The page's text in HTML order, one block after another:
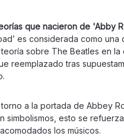
que nacieron de 'Abby
es considerada como una
sobre The Beatles en la
reemplazado tras
a la portada de Abbey
simbolismos, esto se
los músicos.